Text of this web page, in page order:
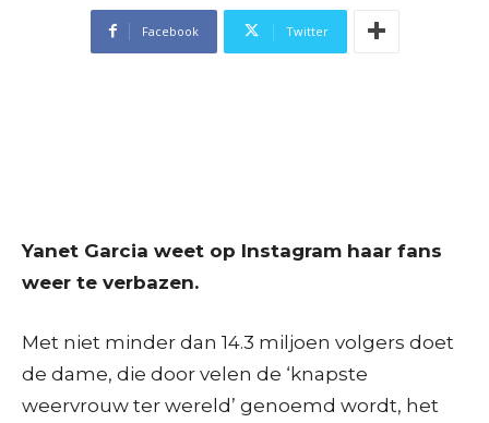
Facebook Twitter
Yanet Garcia weet op Instagram haar fans
weer te verbazen.
Met niet minder dan 14.3 miljoen volgers doet
de dame, die door velen de ‘knapste
weervrouw ter wereld’ genoemd wordt, het